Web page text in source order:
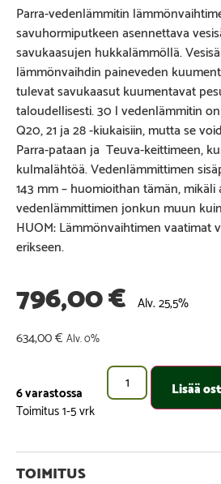
Parra-vedenlämmitin
savuhormiputkeen asennettava
savukaasujen hukkalämmöllä.
lämmönvaihdin paineveden
tulevat savukaasut kuumentavat
taloudellisesti. 30 l vedenlämmitin
Q20, 21 ja 28 -kiukaisiin, mutta se
Parra-pataan ja Teuva-keittimeen,
kulmalähtöä. Vedenlämmittimen
143 mm – huomioithan tämän, mikäli
vedenlämmittimen jonkun muun
HUOM: Lämmönvaihtimen vaatimat
erikseen.
796,00€ Alv. 25,5%
634,00€ Alv. 0%
6 varastossa Lisää